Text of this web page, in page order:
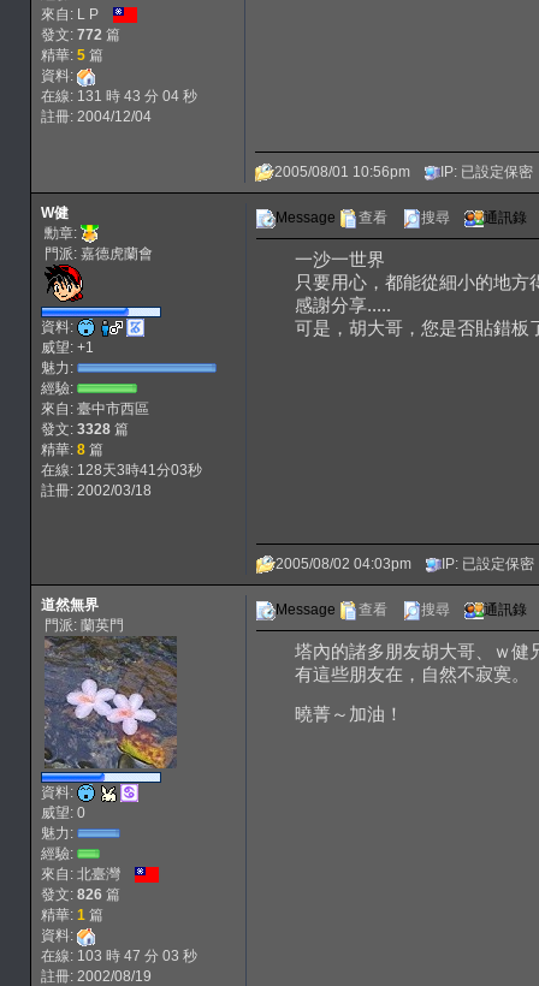
來自: L P
發文: 772篇
精華: 5篇
資料:
在線: 131 時 43 分 04 秒
註冊: 2004/12/04
2005/08/01 10:56pm IP: 已設定保密
W健
勳章:
門派: 嘉德虎蘭會
資料:
威望: +1
魅力:
經驗:
來自: 臺中市西區
發文: 3328篇
精華: 8篇
在線: 128天3時41分03秒
註冊: 2002/03/18
Message 查看 搜尋 通訊錄
一沙一世界
只要用心，都能從細小的地方
感謝分享.....
可是，胡大哥，您是否貼錯板
2005/08/02 04:03pm IP: 已設定保密
道然無界
門派: 蘭英門
資料:
威望: 0
魅力:
經驗:
來自: 北臺灣
發文: 826 篇
精華: 1篇
資料:
在線: 103 時 47 分 03 秒
註冊: 2002/08/19
Message 查看 搜尋 通訊錄
塔內的諸多朋友胡大哥、ｗ健
有這些朋友在，自然不寂寞。
曉菁～加油！